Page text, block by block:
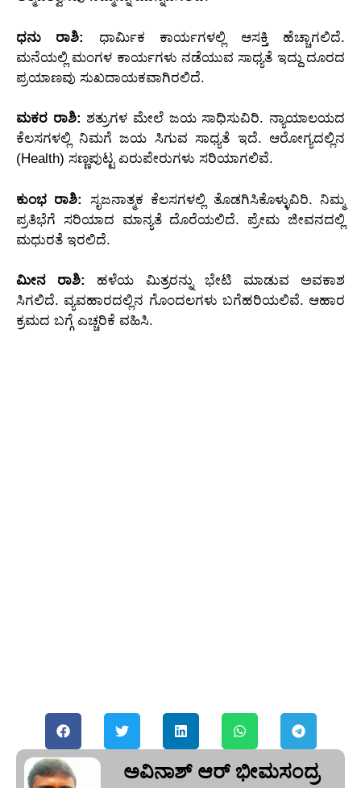
ಧನು ರಾಶಿ:
ಧಾರ್ಮಿಕ ಕಾರ್ಯಗಳಲ್ಲಿ ಆಸಕ್ತಿ ಹೆಚ್ಚಾಗಲಿದೆ.
ಮನೆಯಲ್ಲಿ ಮಂಗಳ ಕಾರ್ಯಗಳು ನಡೆಯುವ ಸಾಧ್ಯತೆ ಇದ್ದು ದೂರದ
ಪ್ರಯಾಣವು ಸುಖದಾಯಕವಾಗಿರಲಿದೆ.
ಮಕರ ರಾಶಿ: ಶತ್ರುಗಳ ಮೇಲೆ ಜಯ ಸಾಧಿಸುವಿರಿ. ನ್ಯಾಯಾಲಯದ
ಕೆಲಸಗಳಲ್ಲಿ ನಿಮಗೆ ಜಯ ಸಿಗುವ ಸಾಧ್ಯತೆ ಇದೆ. ಆರೋಗ್ಯದಲ್ಲಿನ
(Health) ಸಣ್ಣಪುಟ್ಟ ಏರುಪೇರುಗಳು ಸರಿಯಾಗಲಿವೆ.
ಕುಂಭ ರಾಶಿ:
ಸೃಜನಾತ್ಮಕ ಕೆಲಸಗಳಲ್ಲಿ ತೊಡಗಿಸಿಕೊಳ್ಳುವಿರಿ. ನಿಮ್ಮ
ಪ್ರತಿಭೆಗೆ ಸರಿಯಾದ ಮಾನ್ಯತೆ ದೊರೆಯಲಿದೆ. ಪ್ರೇಮ ಜೀವನದಲ್ಲಿ
ಮಧುರತೆ ಇರಲಿದೆ.
ಮೀನ ರಾಶಿ:
ಹಳೆಯ ಮಿತ್ರರನ್ನು ಭೇಟಿ ಮಾಡುವ ಅವಕಾಶ
ಸಿಗಲಿದೆ. ವ್ಯವಹಾರದಲ್ಲಿನ ಗೊಂದಲಗಳು ಬಗೆಹರಿಯಲಿವೆ. ಆಹಾರ
ಕ್ರಮದ ಬಗ್ಗೆ ಎಚ್ಚರಿಕೆ ವಹಿಸಿ.
ಅವಿನಾಶ್‌ ಆರ್‌ ಭೀಮಸಂದ್ರ